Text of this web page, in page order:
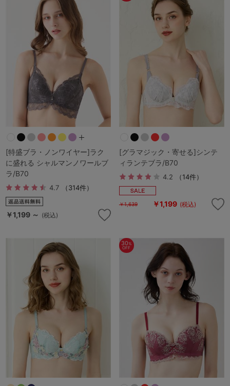
[特盛ブラ・ノンワイヤー]ラク
に盛れる シャルマンノワールブ
ラ/B70
4.7 （314件）
￥1,199 ～ (税込)
[グラマジック・寄せる]シンテ
ィランテブラ/B70
4.2 （14件）
￥1,639 ￥1,199 (税込)
30%
OFF